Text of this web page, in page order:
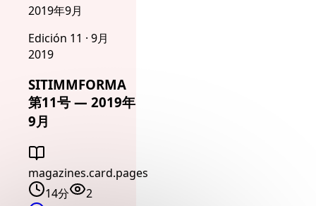
2019年9月
Edición 11 · 9月
2019
SITIMMFORMA
第11号 — 2019年
9月
magazines.card.pages
14分
2